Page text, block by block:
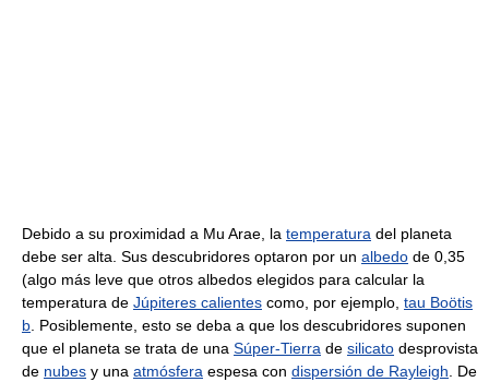
Debido a su proximidad a Mu Arae, la temperatura del planeta
debe ser alta. Sus descubridores optaron por un albedo de 0,35
(algo más leve que otros albedos elegidos para calcular la
temperatura de Júpiteres calientes como, por ejemplo, tau Boötis
b. Posiblemente, esto se deba a que los descubridores suponen
que el planeta se trata de una Súper-Tierra de silicato desprovista
de nubes y una atmósfera espesa con dispersión de Rayleigh. De